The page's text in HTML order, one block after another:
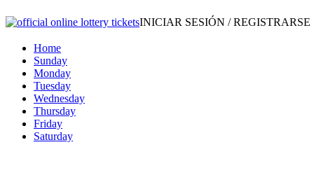
INICIAR SESIÓN / REGISTRARSE
Home
Sunday
Monday
Tuesday
Wednesday
Thursday
Friday
Saturday